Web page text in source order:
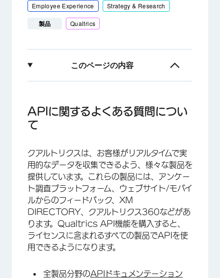
Employee Experience
Strategy & Research
製品 Qualtrics
このページの内容
アンケートプラットフォーム
XM Directory
APIに関するよくある質問につい
て
クアルトリクスは、お客様がリアルタイムで実
用的なデータを収集できるよう、様々な製品を
提供しています。これらの製品には、アンケー
ト調査プラットフォーム、ウェブサイト/モバイ
ルからのフィードバック、XM
DIRECTORY、クアルトリクス360などがあ
ります。Qualtrics API機能を購入すると、
ライセンスに含まれるすべての製品でAPIを使
用できるようになります。
全製品分野のAPIドキュメンテーション